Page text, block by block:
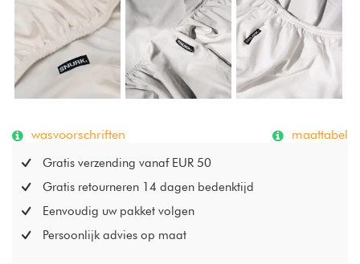
wasvoorschriften maattabel
Gratis verzending vanaf EUR 50
Gratis retourneren 14 dagen bedenktijd
Eenvoudig uw pakket volgen
Persoonlijk advies op maat